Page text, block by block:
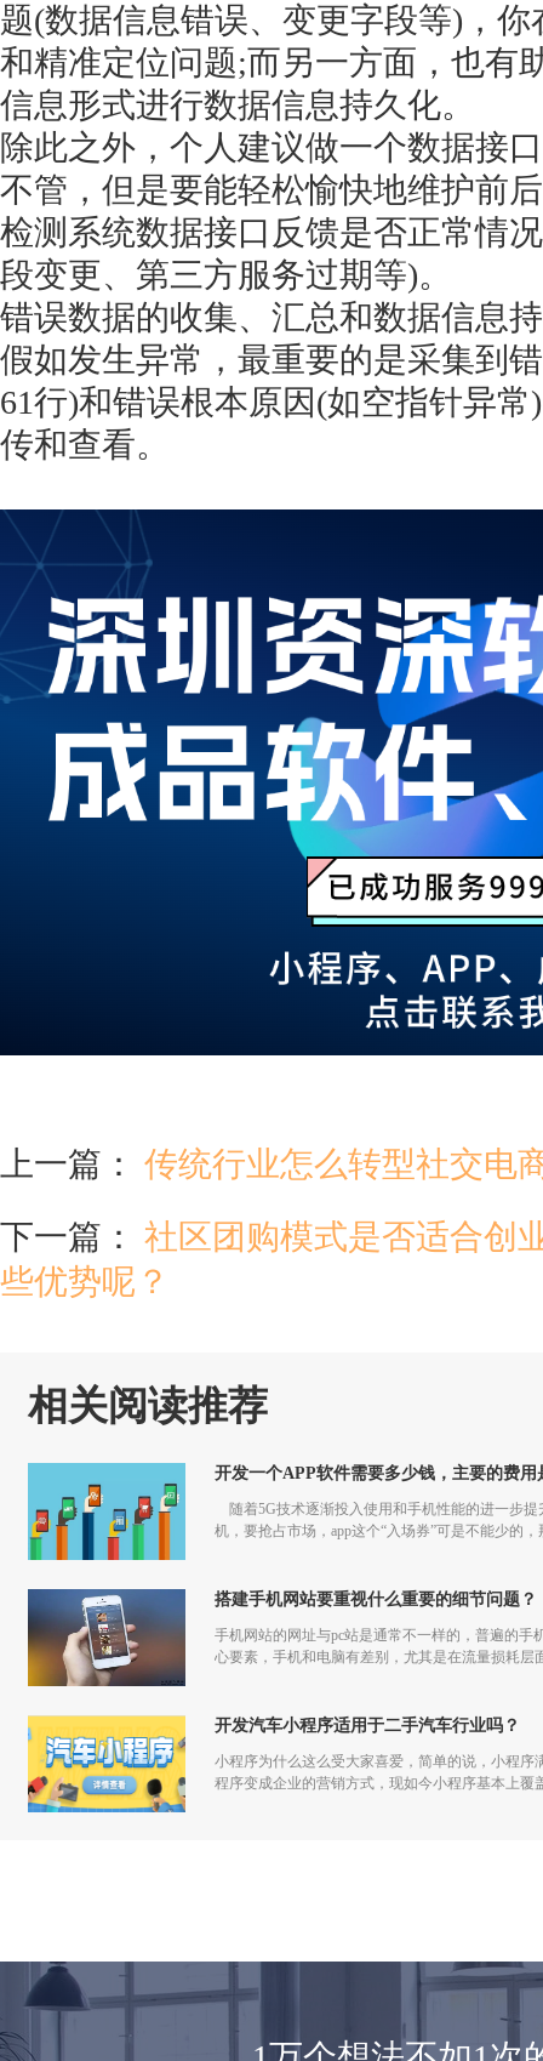
题(数据信息错误、变更字段等)，
和精准定位问题;而另一方面，也有
信息形式进行数据信息持久化。
除此之外，个人建议做一个数据接
不管，但是要能轻松愉快地维护前
检测系统数据接口反馈是否正常情
段变更、第三方服务过期等)。
错误数据的收集、汇总和数据信息
假如发生异常，最重要的是采集到
61行)和错误根本原因(如空指针异
传和查看。
上一篇： 传统行业怎么转型社交电
下一篇： 社区团购模式是否适合创
些优势呢？
相关阅读推荐
开发一个APP软件需要多少钱，主要的费
随着5G技术逐渐投入使用和手机性能的进一步
机，要抢占市场，app这个“入场券”可是不能少的
搭建手机网站要重视什么重要的细节问题？
手机网站的网址与pc站是通常不一样的，普遍的
心要素，手机和电脑有差别，尤其是在流量损耗层
开发汽车小程序适用于二手汽车行业吗？
小程序为什么这么受大家喜爱，简单的说，小程
程序变成企业的营销方式，现如今小程序基本上覆